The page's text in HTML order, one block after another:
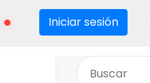
Iniciar sesión